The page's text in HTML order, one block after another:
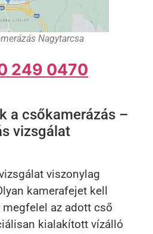
Nagytarcsa
249 0470
a csőkamerázás –
vizsgálat
viszonylag
kamerafejet kell
az adott cső
kialakított vízálló